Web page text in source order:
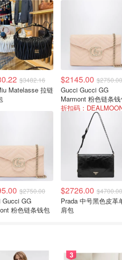
$3482.16
Matelasse 拉链
$2145.00 $2750.00
Gucci Gucci GG
Marmont 粉色链条
$2750.00
Gucci GG
粉色链条钱包
$2726.00 $4700.00
Prada 中号黑色皮革
肩包
3